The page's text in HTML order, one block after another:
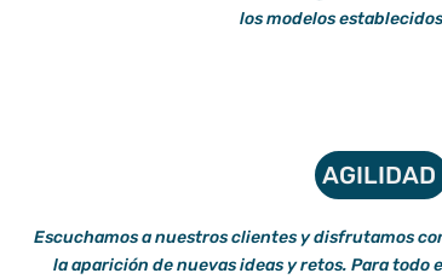
los modelos
AGILIDAD
Escuchamos a nuestros clientes y disfrutamos
la aparición de nuevas ideas y retos. Para todo